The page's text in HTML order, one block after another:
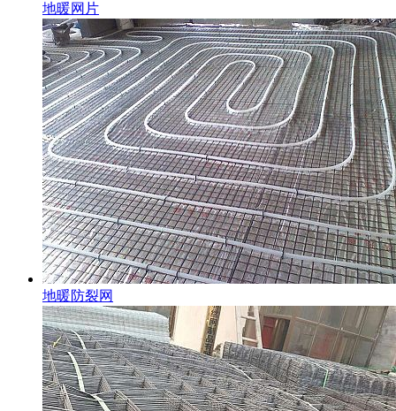
地暖网片
地暖防裂网